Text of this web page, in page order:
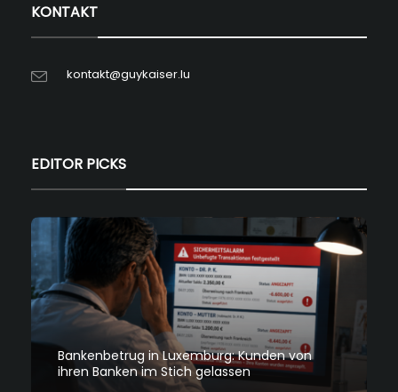
KONTAKT
kontakt@guykaiser.lu
EDITOR PICKS
Bankenbetrug in Luxemburg: Kunden von
ihren Banken im Stich gelassen